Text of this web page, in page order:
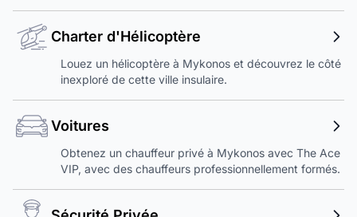
Charter d'Hélicoptère
Louez un hélicoptère à Mykonos et découvrez le côté
inexploré de cette ville insulaire.
Voitures
Obtenez un chauffeur privé à Mykonos avec The Ace
VIP, avec des chauffeurs professionnellement formés.